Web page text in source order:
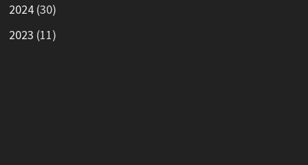
2024(30)
2023 (11)